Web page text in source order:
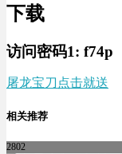
下载
访问密码1: f74p
屠龙宝刀点击就送
相关推荐
2802